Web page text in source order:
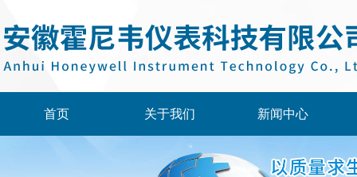
首页 关于我们 新闻中心